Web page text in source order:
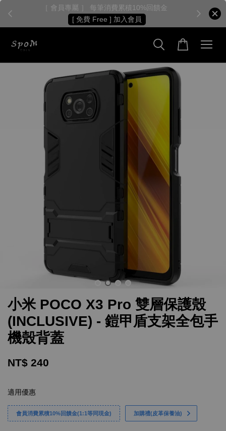
［ 會員專屬 ］ 每筆消費累積10%回饋金
[ 免費 Free ] 加入會員
小米 POCO X3 Pro 雙層保護殼
(INCLUSIVE) - 鎧甲盾支架全包手
機殼背蓋
NT$ 240
適用優惠
會員消費累積10%回饋金(1:1等同現金) 加購禮(皮革保養油)